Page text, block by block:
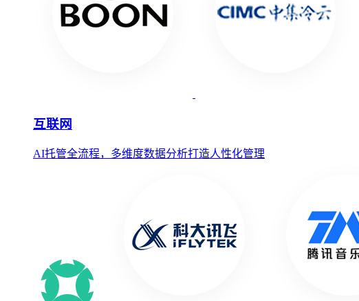
互联网
AI托管全流程，多维度数据分析打造人性化管理